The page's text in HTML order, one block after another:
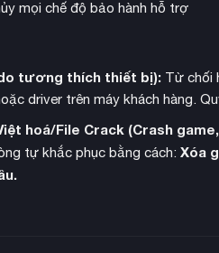
biệt. Hải ly là những chàng trai
mọi chế độ bảo hành hỗ trợ
tương thích thiết bị):Từ chối
driver trên máy khách hàng.
hoá/File Crack (Crash
tự khắc phục bằng cách: Xóa